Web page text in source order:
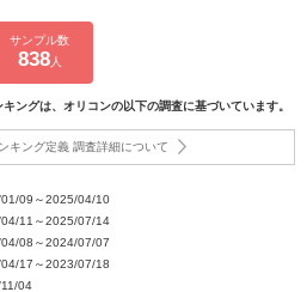
サンプル数
838人
ングは、オリコンの以下の調査に基づいています。
キング定義 調査詳細について
09～2025/04/10
11～2025/07/14
08～2024/07/07
17～2023/07/18
04